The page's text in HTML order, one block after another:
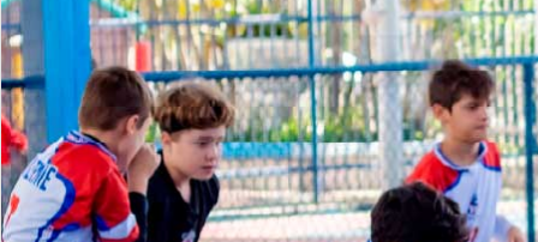
Lista de vídeos
NOSSOCANAL